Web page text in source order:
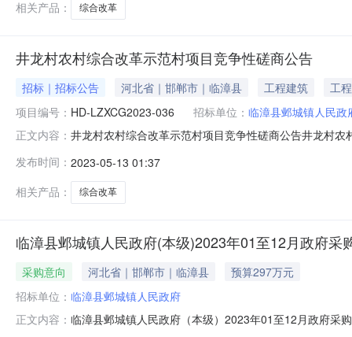
相关产品：
综合改革
井龙村农村综合改革示范村项目竞争性磋商公告
招标｜招标公告 河北省｜邯郸市｜临漳县 工程建筑
工程
项目编号： HD-LZXCG2023-036 招标单位： 临漳县邺城镇人民政
正文内容： 井龙村农村综合改革示范村项目竞争性磋商公告井龙村
井龙村农村综合改革示范村项目采购方式：竞争性磋商
发布时间： 2023-05-13 01:37
相关产品：
综合改革
临漳县邺城镇人民政府(本级)2023年01至12月政府采
采购意向 河北省｜邯郸市｜临漳县
预算297万元
招标单位： 临漳县邺城镇人民政府
正文内容： 临漳县邺城镇人民政府（本级）2023年01至12月政府采